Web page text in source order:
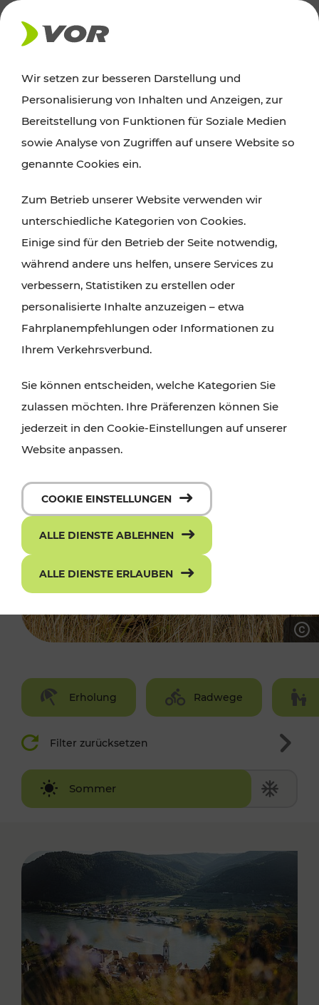
AKTUELLES
Ausflugstipps
Wien, Niederösterreich und das Burgenland
Wanderungen, Kultur und Gastronomie,
Radtouren oder purer Naturgenuss – viele
Attraktionen sind mit den Ticket- und Fahrplan-
Angeboten des VOR gut und schnell erreichbar.
Erholung Radwege
Filter zurücksetzen
Sommer
Winter
Wir setzen zur besseren Darstellung und
Personalisierung von Inhalten und Anzeigen, zur
Bereitstellung von Funktionen für Soziale Medien
sowie Analyse von Zugriffen auf unsere Website so
genannte Cookies ein.
Zum Betrieb unserer Website verwenden wir
unterschiedliche Kategorien von Cookies.
Einige sind für den Betrieb der Seite notwendig,
während andere uns helfen, unsere Services zu
verbessern, Statistiken zu erstellen oder
personalisierte Inhalte anzuzeigen – etwa
Fahrplanempfehlungen oder Informationen zu
Ihrem Verkehrsverbund.
Sie können entscheiden, welche Kategorien Sie
zulassen möchten. Ihre Präferenzen können Sie
jederzeit in den Cookie-Einstellungen auf unserer
Website anpassen.
COOKIE EINSTELLUNGEN
ALLE DIENSTE ABLEHNEN
ALLE DIENSTE ERLAUBEN